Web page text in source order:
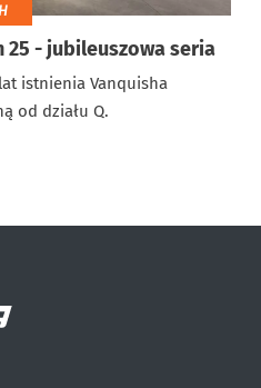
25 - jubileuszowa seria
istnienia Vanquisha
od działu Q.